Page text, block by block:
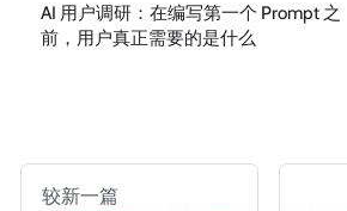
AI 用户调研：在编写第一个 Prompt 之
前，用户真正需要的是什么
较新一篇